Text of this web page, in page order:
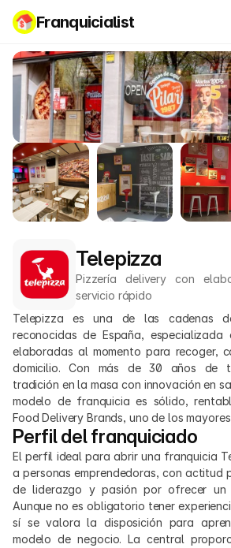
Franquicialist
Telepizza
Pizzería delivery con
servicio rápido
Telepizza es una de las cadenas
reconocidas de España, especializada
elaboradas al momento para recoger,
domicilio. Con más de 30 años de
tradición en la masa con innovación en
modelo de franquicia es sólido,
Food Delivery Brands, uno de los
Perfil del franquiciado
El perfil ideal para abrir una franquicia
a personas emprendedoras, con actitud
de liderazgo y pasión por ofrecer un
Aunque no es obligatorio tener
sí se valora la disposición para
modelo de negocio. La central